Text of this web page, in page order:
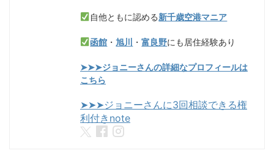
自他ともに認める新千歳空港マニア
函館 ・旭川 ・富良野にも居住経験あり
➤➤➤ジョニーさんの詳細なプロフィールは
こちら
➤➤➤ジョニーさんに3回相談できる権
利付きnote